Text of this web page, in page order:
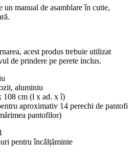
un manual de asamblare în cutie,
acest produs trebuie utilizat
de prindere pe perete inclus.
aluminiu
108 cm (l x ad. x î)
aproximativ 14 perechi de pantofi
pantofilor)
pentru încălțăminte